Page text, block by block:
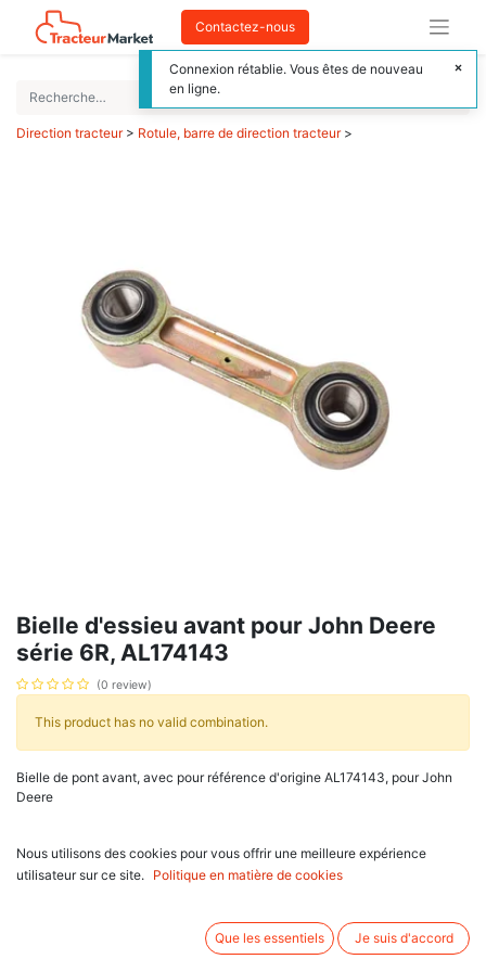
Contactez-nous
Direction tracteur> Rotule, barre de direction tracteur>
Bielle d'essieu avant pour John Deere
série 6R, AL174143
(0 review)
This product has no valid combination.
Bielle de pont avant, avec pour référence d'origine AL174143, pour John
Deere
6530 PR, 6534, 6534 PR, 6630, 6630 PR, 6830, 6830 PR, 6930,
6930 PR,
série 6M : 6090 MC, 6095 MC, 6110 MC, 6105 M, 6105 MC, 6110 M,
6110 MC, 6115 M, 6115 MC, 6120 M, 6125 M, 6130 M, 6135 M, 6140
Nous utilisons des cookies pour vous offrir une meilleure expérience
utilisateur sur ce site.
Politique en matière de cookies
Que les essentiels Je suis d'accord
Connexion rétablie. Vous êtes de nouveau
en ligne.